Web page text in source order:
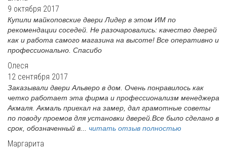
9 октября 2017
Купили майкоповские двери Лидер в этом ИМ по
рекомендации соседей. Не разочаровались: качество дверей
как и работа самого магазина на высоте! Все оперативно и
профессионально. Спасибо
Олеся
12 сентября 2017
Заказывали двери Альверо в дом. Очень понравилось как
четко работает эта фирма и профессионализм менеджера
Акмаля. Акмаль приехал на замер, дал грамотные советы
по поводу проемов для установки дверей.Все было сделано в
срок, обозначенный в... читать отзыв полностью
Маргарита